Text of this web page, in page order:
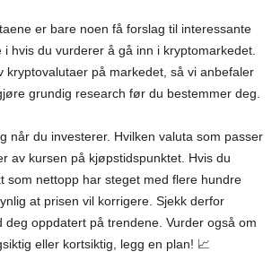
er bare noen få forslag til interessante
hvis du vurderer å gå inn i kryptomarkedet.
kryptovalutaer på markedet, så vi anbefaler
grundig research før du bestemmer deg.
når du investerer. Hvilken valuta som passer
av kursen på kjøpstidspunktet. Hvis du
som nettopp har steget med flere hundre
at prisen vil korrigere. Sjekk derfor
deg oppdatert på trendene. Vurder også om
eller kortsiktig, legg en plan! 📈